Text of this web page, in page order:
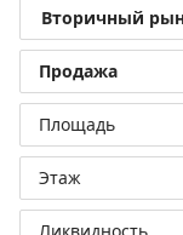
Вторичный
Продажа
Площадь
Этаж
Ликвидность